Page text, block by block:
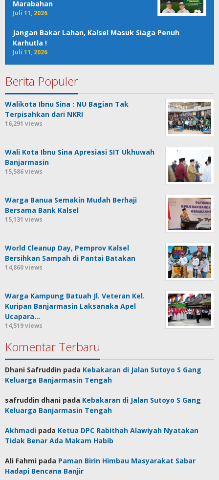
Marabahan
Juli 11, 2026
Jangan Bakar Lahan, Kalsel Masuk Siaga Penuh
Karhutla !
Juli 11, 2026
Berita Populer
Walikota Ibnu Sina : NU Bagian Tak
Terpisahkan dari NKRI
16,291 views
Wali Kota Ibnu Sina Apresiasi SIT Ukhuwah
Banjarmasin
15,586 views
Warga Banua Semakin Mudah Berhaji
Bersama Bank Kalsel
15,131 views
World Cleanup Day, Pemprov Kalsel
Bersihkan Sampah di Pantai Batakan
14,860 views
Warga Kampung Batuah Jl. Veteran Kel.
Kuripan Banjarmasin Laksanaka Apel
Ucapara…
14,519 views
Komentar Terbaru
Dhani Safruddin pada Kebakaran di Jalan Sutoyo S Gang
Keluarga Banjarmasin Tengah
safruddin dhani pada Kebakaran di Jalan Sutoyo S Gang
Keluarga Banjarmasin Tengah
Akhmadi pada Ketua DPC Rabithah Alawiyah Nyatakan
Tidak Benar Ada Makam Habib
Ali Fahmi pada Paman Birin Himbau Masyarakat Sabar
Hadapi Bencana Banjir